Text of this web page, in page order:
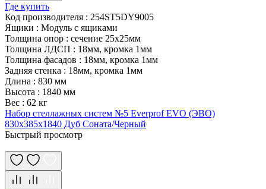
Где купить
Код производителя : 254ST5DY9005
Ящики : Модуль с ящиками
Толщина опор : сечение 25х25мм
Толщина ЛДСП : 18мм, кромка 1мм
Толщина фасадов : 18мм, кромка 1мм
Задняя стенка : 18мм, кромка 1мм
Длина : 830 мм
Высота : 1840 мм
Вес : 62 кг
Набор стеллажных систем №5 Everprof EVO (ЭВО)
830x385x1840 Дуб Соната/Черный
Быстрый просмотр